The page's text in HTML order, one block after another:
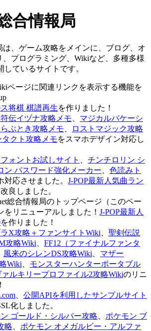
合情報局
は、ゲーム攻略をメインに、ブログ、オ
、プログラミング、Wikiなど、多種多様
ているサイトです。
ページに関連リンクを表示する機能を
将棋 棋譜再生を作りました！
伝イヅナ攻略メモ
マジカルバケーシ
ぶとき攻略メモ
ロストマジック攻略
タクト攻略メモをスマホデザイン対応し
ォントお試しサイト
チンチロリン シ
ン パスワード強化メーカー
色読みト
対応させました。 J-POP最新人気曲ラン
良しました。
総合情報局のトップページ（このペー
をリニューアルしました！ J-POP最新人
を作りました！
X攻略＋ファンサイトWiki
聖剣伝説
攻略Wiki
FF12（ファイナルファンタ
風来のシレンDS攻略Wiki
マザー
Wiki
モンスターハンターポータブル
ァルキリープロファイル2攻略Wikiのリニ
公開APIを利用したサンプルサイト
化しました。
ゴールド・シルバー攻略
ポケモン ブ
略
ポケモン オメガルビー・アルファ